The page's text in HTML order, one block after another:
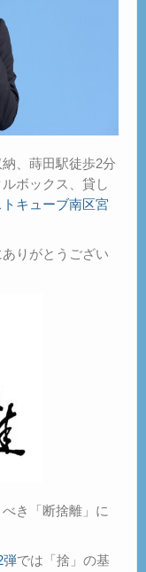
、蒔田駅徒歩2分
ボックス、貸し
キューブ南区宮
りがとうござい
き「断捨離」に
弾では「捨」の基